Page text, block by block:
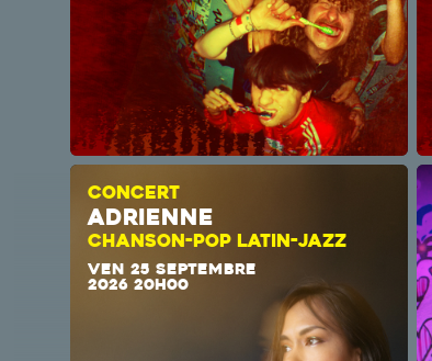
CONCERT
ADRIENNE
CHANSON-POP LATIN-JAZZ
VEN 25 SEPTEMBRE
2026 20H00